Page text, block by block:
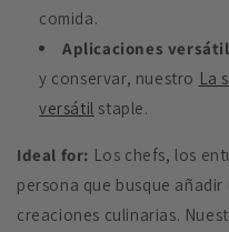
comida.
Aplicaciones
y conservar, nuestro La
versátil staple.
Ideal for: Los chefs, los
persona que busque
creaciones culinarias.